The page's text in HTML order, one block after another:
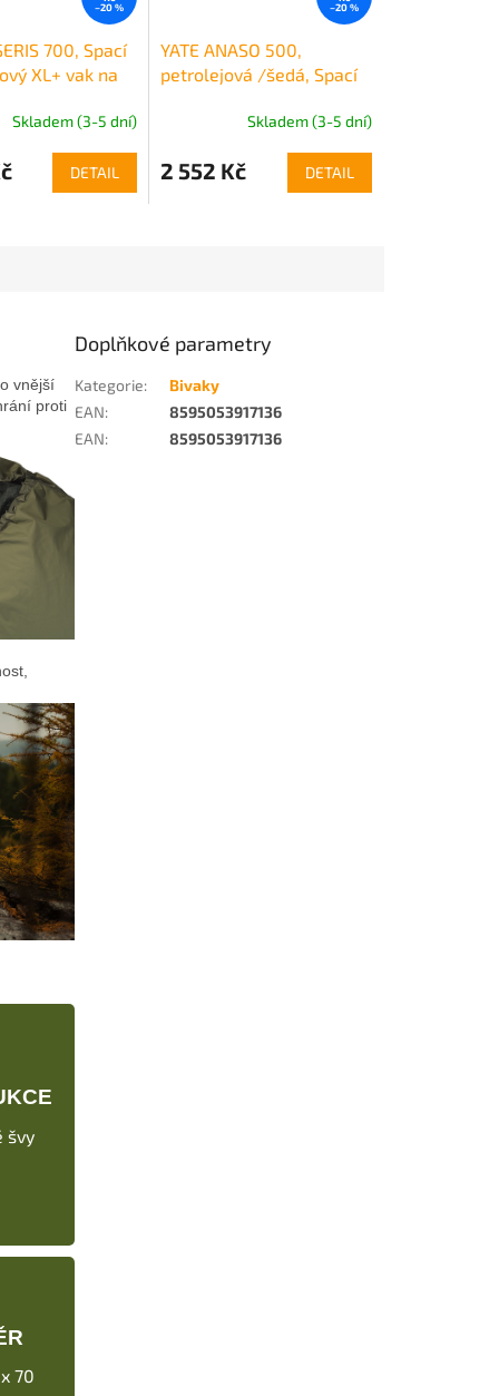
–20 %
700, Spací
XL+ vak na
Skladem (3-5 dní)
DETAIL
–20 %
YATE ANASO 500,
petrolejová /šedá, Spací
Skladem (3-5 dní)
2 552 Kč DETAIL
vnější
proti
švy
70
Doplňkové parametry
Kategorie:
Bivaky
EAN:
8595053917136
EAN: 8595053917136